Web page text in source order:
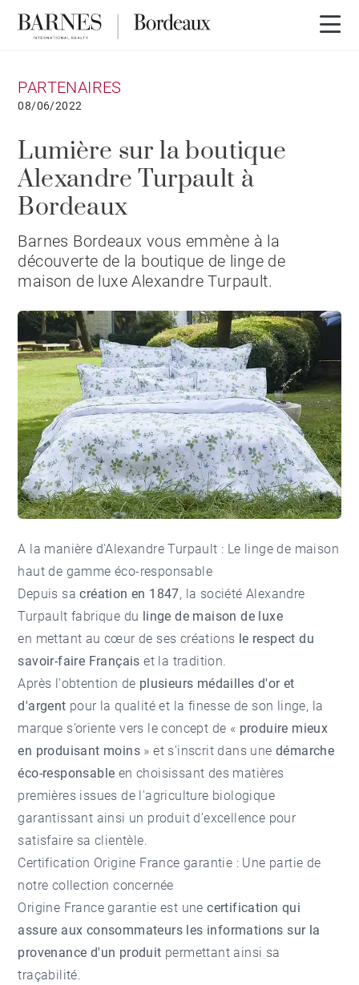
PARTENAIRES
08/06/2022
Lumière sur la boutique
Alexandre Turpault à
Bordeaux
Barnes Bordeaux vous emmène à la
découverte de la boutique de linge de
maison de luxe Alexandre Turpault.
A la manière d'Alexandre Turpault : Le linge de maison
haut de gamme éco-responsable
Depuis sacréation en 1847, la société Alexandre
Turpault fabrique du linge de maison de luxe
en mettant au cœur de ses créations le respect du
savoir-faire Français et la tradition.
Après l'obtention de plusieurs médailles d'or et
d'argent pour la qualité et la finesse de son linge, la
marque s’oriente vers le concept de « produire mieux
en produisant moins » et s'inscrit dans unedémarche
éco-responsable en choisissant des matières
premières issues de l'agriculture biologique
garantissant ainsi un produit d’excellence pour
satisfaire sa clientèle.
Certification Origine France garantie : Une partie de
notre collection concernée
Origine France garantie est unecertification qui
assure aux consommateurs les informations sur la
provenance d'un produit permettant ainsi sa
traçabilité.